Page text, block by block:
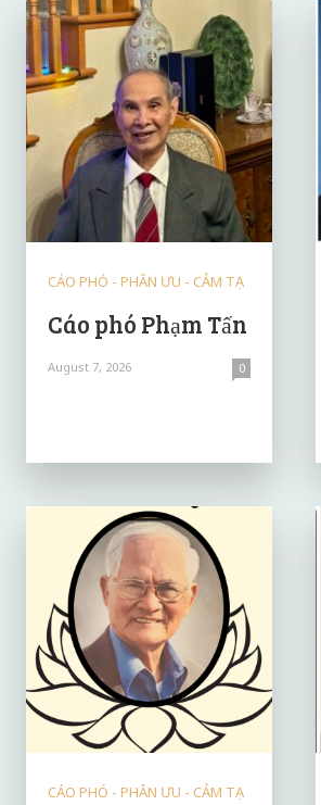
CÁO PHÓ - PHÂN ƯU - CẢM TẠ
Cáo phó Phạm Tấn
August 7, 2026 0
CÁO PHÓ - PHÂN ƯU - CẢM TẠ